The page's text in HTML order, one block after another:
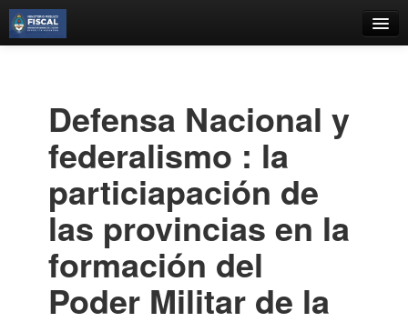
Estantes Virtuales
Contacto
Iniciar sesión
Defensa Nacional y
federalismo : la
particiapación de
las provincias en la
formación del
Poder Militar de la